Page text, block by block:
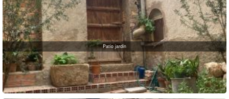
Patio jardin